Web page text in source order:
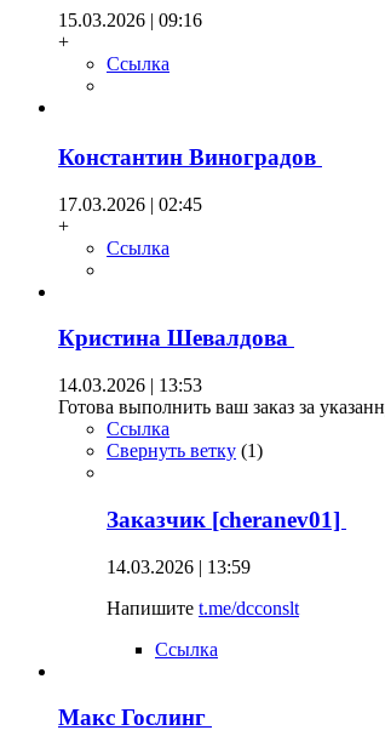
15.03.2026 | 09:16
+
Ссылка
Константин Виноградов
17.03.2026 | 02:45
+
Ссылка
Кристина Шевалдова
14.03.2026 | 13:53
Готова выполнить ваш заказ за
Ссылка
Свернуть ветку (1)
Заказчик [cheranev01]
14.03.2026 | 13:59
Напишите t.me/dcconslt
Ссылка
Макс Гослинг